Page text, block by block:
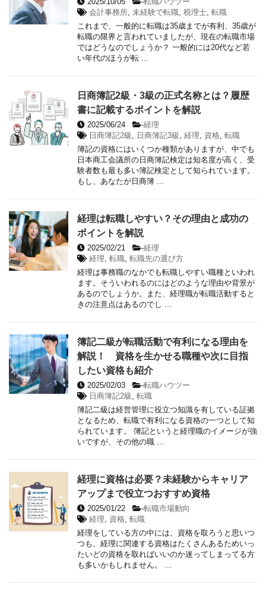
会計事務所 未経験で転職 税理士 転職
これまで、一般的に転職は35歳までが有利、35歳が
転職の限界と言われていましたが、現在の転職市場
ではどうなのでしょうか？ 一般的には20代など若
い年代のほうが転 ...
日商簿記2級・3級の正式名称とは？履歴
書に記載するポイントを解説
2025/06/24 -経理
日商簿記2級
日商簿記3級 経理 資格 転職
簿記の資格にはいくつか種類がありますが、中でも
日本商工会議所の日商簿記検定は知名度が高く、受
験者数も最も多い簿記検定として知られています。
もし、あなたが日商簿 ...
経理は転職しやすい？その理由と成功の
ポイントを解説
2025/02/21 -経理
経理 転職 転職先の選び方
経理は事務職のなかでも転職しやすい職種といわれ
ます。そういわれるのにはどのような理由や背景が
あるのでしょうか。また、経理職が転職活動すると
きの注意点はあるのでし ...
簿記二級が転職活動で有利になる理由を
解説！ 資格を生かせる職種や次に目指
したい資格も紹介
2025/02/03 -転職ハウツー
日商簿記2級
転職
簿記二級は経営管理に役立つ知識を有している証拠
となるため、転職で有利になる資格の一つとして知
られています。 簿記というと経理職のイメージが強
いですが、その他の職 ...
経理に資格は必要？未経験からキャリア
アップまで役立つおすすめ資格
2025/01/22 -転職市場動向
経理
資格 転職
経理をしている方の中には、資格を取ろうと思いつ
つも、経理に関連する資格はたくさんあるためいっ
たいどの資格を取ればいいのか迷ってしまってる方
も多いかもしれません。 ...